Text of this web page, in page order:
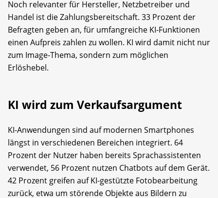
Noch relevanter für Hersteller, Netzbetreiber und
Handel ist die Zahlungsbereitschaft. 33 Prozent der
Befragten geben an, für umfangreiche KI-Funktionen
einen Aufpreis zahlen zu wollen. KI wird damit nicht nur
zum Image-Thema, sondern zum möglichen
Erlöshebel.
KI wird zum Verkaufsargument
KI-Anwendungen sind auf modernen Smartphones
längst in verschiedenen Bereichen integriert. 64
Prozent der Nutzer haben bereits Sprachassistenten
verwendet, 56 Prozent nutzen Chatbots auf dem Gerät.
42 Prozent greifen auf KI-gestützte Fotobearbeitung
zurück, etwa um störende Objekte aus Bildern zu